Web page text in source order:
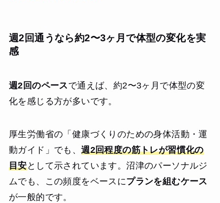
週2回通うなら約2〜3ヶ月で体型の変化を実
感
週2回のペースで通えば、約2〜3ヶ月で体型の変
化を感じる方が多いです。
厚生労働省の「健康づくりのための身体活動・運
動ガイド」でも、週2回程度の筋トレが習慣化の
目安として示されています。沼津のパーソナルジ
ムでも、この頻度をベースにプランを組むケース
が一般的です。